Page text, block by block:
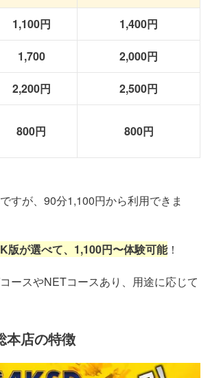
1,100円 1,400円
1,700 2,000円
2,200円 2,500円
800円 800円
すが、90分1,100円から利用できま
版が選べて、1,100円〜体験可能！
ースやNETコースあり、用途に応じて
本店の特徴